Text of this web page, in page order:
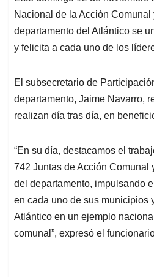
A
p
p
o
o
k
d
I
n
d
s
Nacional de la Acción Comunal
departamento del Atlántico se
y felicita a cada uno de los
El subsecretario de
departamento, Jaime Navarro,
realizan día tras día, en
“En su día, destacamos el
742 Juntas de Acción Comunal
del departamento, impulsando
en cada uno de sus municipios
Atlántico en un ejemplo
comunal”, expresó el